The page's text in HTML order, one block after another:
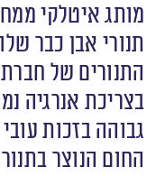
תנורי אבן כבר
בצריכת אנרגיה
גבוהה בזכות
החום הנוצר